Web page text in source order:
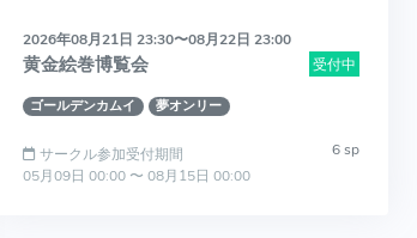
2026年08月21日 23:30〜08月22日 23:00
受付中
黄金絵巻博覧会
ゴールデンカムイ 夢オンリー
6 sp
サークル参加受付期間
05月09日 00:00 〜 08月15日 00:00